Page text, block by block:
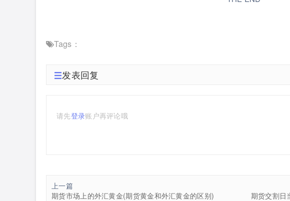
Tags：
发表回复
请先登录账户再评论哦
上一篇
期货市场上的外汇黄金(期货黄金和外汇黄金的区别)
期货交割日